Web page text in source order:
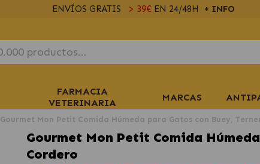
ENVÍOS GRATIS > 39€EN 24/48H + INFO
FARMACIA
VETERINARIA
MARCAS
Gourmet Mon Petit Comida Húmeda para Gatos con Buey,
Gourmet Mon Petit Comida
Cordero